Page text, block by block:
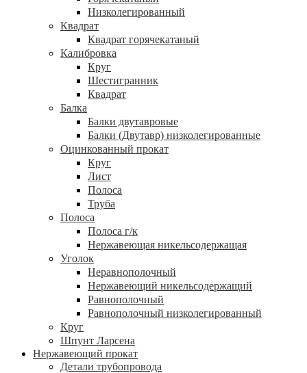
Низколегированный
Квадрат
Квадрат горячекатаный
Калибровка
Круг
Шестигранник
Квадрат
Балка
Балки двутавровые
Балки (Двутавр) низколегированные
Оцинкованный прокат
Круг
Лист
Полоса
Труба
Полоса
Полоса г/к
Нержавеющая никельсодержащая
Уголок
Неравнополочный
Нержавеющий никельсодержащий
Равнополочный
Равнополочный низколегированный
Круг
Шпунт Ларсена
Нержавеющий прокат
Детали трубопровода